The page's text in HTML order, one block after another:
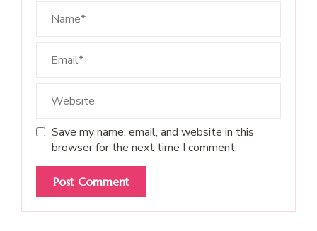
Save my name, email, and website in this
browser for the next time I comment.